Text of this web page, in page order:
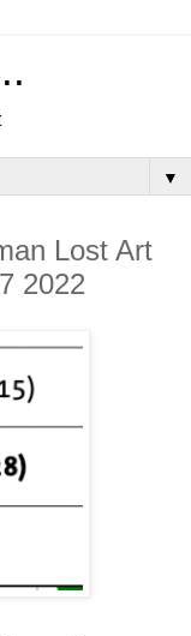
▼
Lost Art
2022